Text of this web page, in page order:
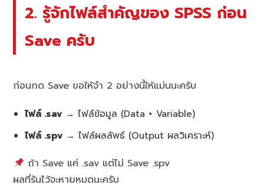
2. รู้จักไฟล์สำคัญของ SPSS ก่อน
Save ครับ
ก่อนกด Save ขอให้จำ 2 อย่างนี้ให้แม่นนะครับ
ไฟล์ .sav → ไฟล์ข้อมูล (Data + Variable)
ไฟล์ .spv → ไฟล์ผลลัพธ์ (Output ผลวิเคราะห์)
ถ้า Save แค่ .sav แต่ไม่ Save .spv
ผลที่รันไว้จะหายหมดนะครับ